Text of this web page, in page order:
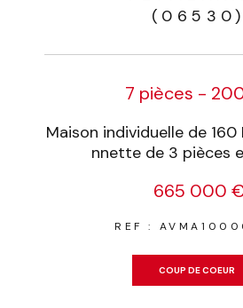
(06530)
7 pièces -
Maison individuelle de
nnette de 3 pièces
665 000
REF :
COUP DE COEUR